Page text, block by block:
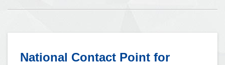
National Contact Point for